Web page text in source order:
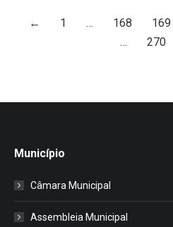
← 1 … 168 169
…
270
Município
Câmara Municipal
Assembleia Municipal